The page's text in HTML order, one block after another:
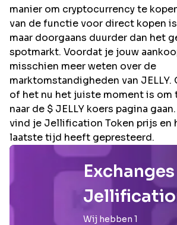
manier om cryptocurrency te
van de functie voor direct kopen
maar doorgaans duurder dan het
spotmarkt. Voordat je jouw
misschien meer weten over de
marktomstandigheden van JELLY.
of het nu het juiste moment is om
naar de $ JELLY koers pagina
vind je Jellification Token prijs en
laatste tijd heeft gepresteerd.
Wij hebben 1